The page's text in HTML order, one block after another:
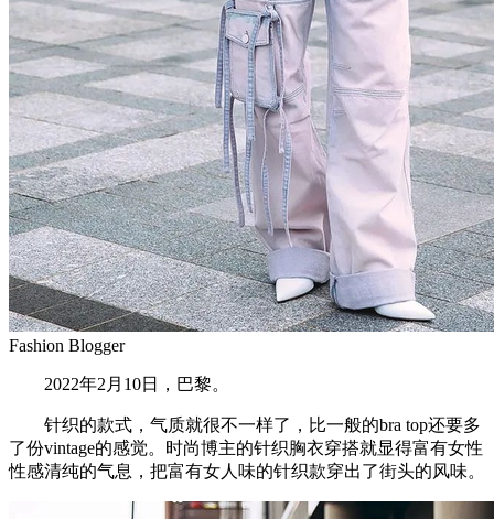
Fashion Blogger
2022年2月10日，巴黎。
针织的款式，气质就很不一样了，比一般的bra top还要多
了份vintage的感觉。时尚博主的针织胸衣穿搭就显得富有女性
性感清纯的气息，把富有女人味的针织款穿出了街头的风味。